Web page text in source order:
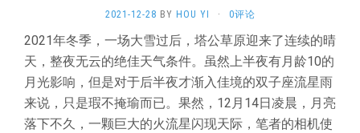
2021-12-28 BY HOU YI · 0评论
2021年冬季，一场大雪过后，塔公草原迎来了连续的晴
天，整夜无云的绝佳天气条件。虽然上半夜有月龄10的
月光影响，但是对于后半夜才渐入佳境的双子座流星雨
来说，只是瑕不掩瑜而已。果然，12月14日凌晨，月亮
落下不久，一颗巨大的火流星闪现天际，笔者的相机使